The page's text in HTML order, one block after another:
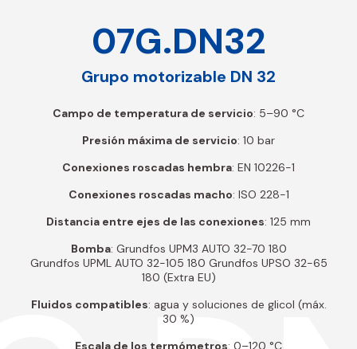
07G.DN32
Grupo motorizable DN 32
Campo de temperatura de servicio: 5–90 °C
Presión máxima de servicio: 10 bar
Conexiones roscadas hembra: EN 10226-1
Conexiones roscadas macho: ISO 228-1
Distancia entre ejes de las conexiones: 125 mm
Bomba: Grundfos UPM3 AUTO 32-70 180
Grundfos UPML AUTO 32-105 180 Grundfos UPSO 32-65
180 (Extra EU)
Fluidos compatibles: agua y soluciones de glicol (máx.
30 %)
Escala de los termómetros: 0–120 °C